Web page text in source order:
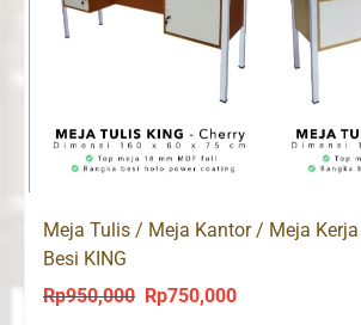
Meja Tulis / Meja Kantor / Meja Kerja
Besi KING
Rp950,000
Original
Rp750,000Current